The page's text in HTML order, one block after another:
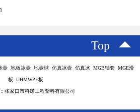
Top
壶 地板冰壶 地壶球 仿真冰壶 仿真冰 MGB轴套 MGE滑
板 UHMWPE板
张家口市科诺工程塑料有限公司